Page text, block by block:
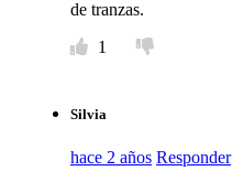
de tranzas.
1
Silvia
hace 2 años Responder